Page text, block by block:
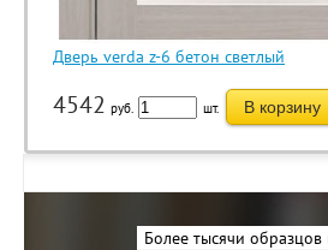
Дверь verda z-6 бетон светлый
4542 руб. шт. В корзину
Более тысячи